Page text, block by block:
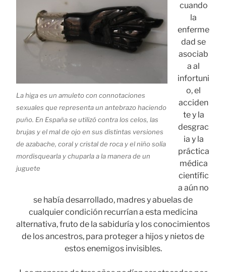
La higa es un amuleto con connotaciones
sexuales que representa un antebrazo haciendo
puño. En España se utilizó contra los celos, las
brujas y el mal de ojo en sus distintas versiones
de azabache, coral y cristal de roca y el niño solía
mordisquearla y chuparla a la manera de un
juguete
cuando
la
enferme
dad se
asociab
a al
infortuni
o, el
acciden
te y la
desgrac
ia y la
práctica
médica
científic
a aún no
se había desarrollado, madres y abuelas de
cualquier condición recurrían a esta medicina
alternativa, fruto de la sabiduría y los conocimientos
de los ancestros, para proteger a hijos y nietos de
estos enemigos invisibles.